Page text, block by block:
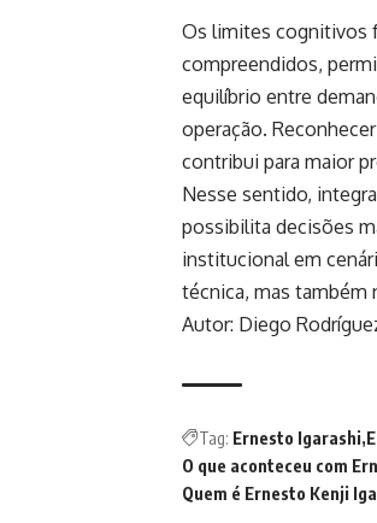
Os limites cognitivos
compreendidos,
equilíbrio entre
operação.
contribui para maior
Nesse sentido,
possibilita decisões
institucional em
técnica, mas também
Autor: Diego
Tag: Ernesto Igarashi
O que aconteceu com
Quem é Ernesto Kenji